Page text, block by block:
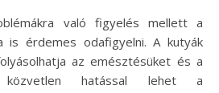
való figyelés mellett a
is érdemes odafigyelni. A kutyák
az emésztésüket és a
közvetlen hatással lehet a